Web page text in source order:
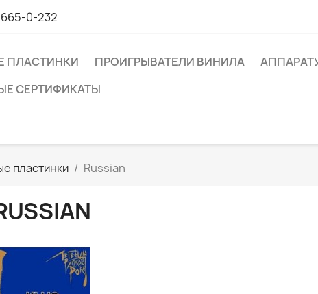
0-232
ПЛАСТИНКИ ПРОИГРЫВАТЕЛИ ВИНИЛА
СЕРТИФИКАТЫ
пластинки Russian